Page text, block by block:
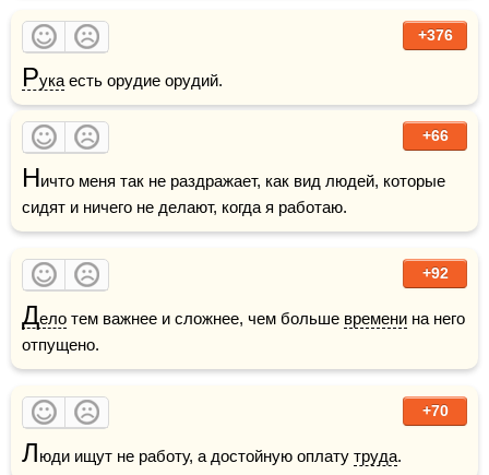
+376
Рука есть орудие орудий.
+66
Ничто меня так не раздражает, как вид людей, которые
сидят и ничего не делают, когда я работаю.
+92
Дело тем важнее и сложнее, чем больше времени на него
отпущено.
+70
Люди ищут не работу, а достойную оплату труда.